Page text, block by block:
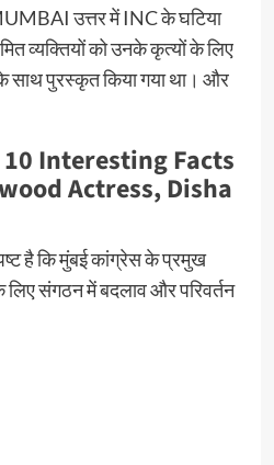
उत्तर में INC के घटिया
व्यक्तियों को उनके कृत्यों के लिए
के साथ पुरस्कृत किया गया था। और
10 Interesting Facts
Actress, Disha
है कि मुंबई कांग्रेस के प्रमुख
के लिए संगठन में बदलाव और परिवर्तन